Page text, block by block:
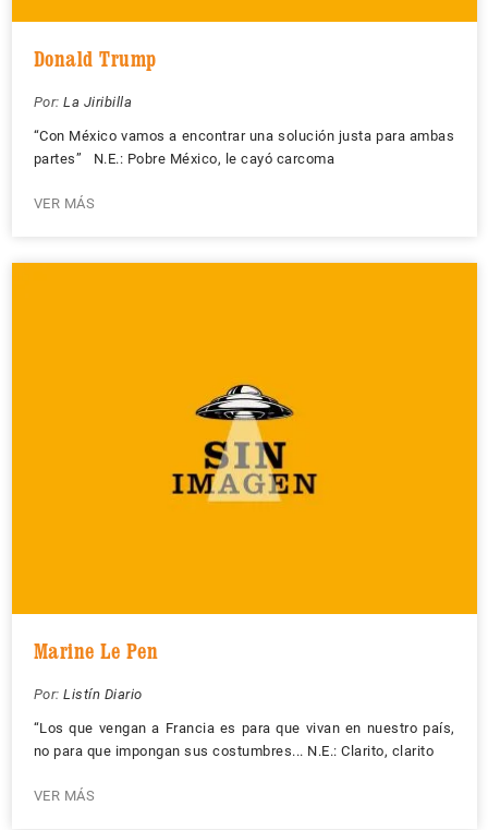
Donald Trump
Por: La Jiribilla
“Con México vamos a encontrar una solución justa para ambas
partes” N.E.: Pobre México, le cayó carcoma
VER MÁS
Marine Le Pen
Por: Listín Diario
“Los que vengan a Francia es para que vivan en nuestro país,
no para que impongan sus costumbres... N.E.: Clarito, clarito
VER MÁS